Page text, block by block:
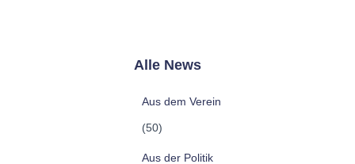
Alle News
Aus dem Verein
(50)
Aus der Politik